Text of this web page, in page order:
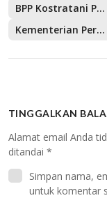
BPP Kostratani Patok Beusi Subang
Kementerian Pertanian
TINGGALKAN
Alamat email Anda
ditandai *
Simpan nama,
untuk komentar